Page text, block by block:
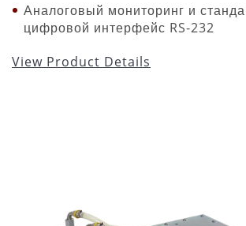
Аналоговый мониторинг и
цифровой интерфейс RS-232
View Product Details